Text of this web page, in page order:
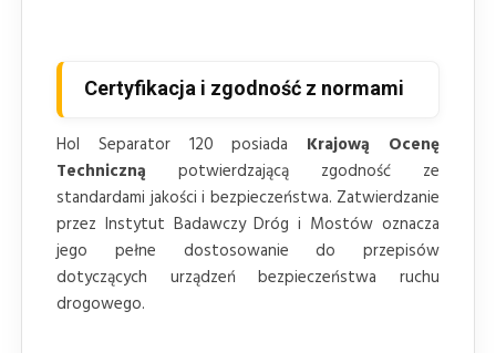
Certyfikacja i zgodność z normami
Hol Separator 120 posiada Krajową Ocenę
Techniczną potwierdzającą zgodność ze
standardami jakości i bezpieczeństwa. Zatwierdzanie
przez Instytut Badawczy Dróg i Mostów oznacza
jego pełne dostosowanie do przepisów
dotyczących urządzeń bezpieczeństwa ruchu
drogowego.